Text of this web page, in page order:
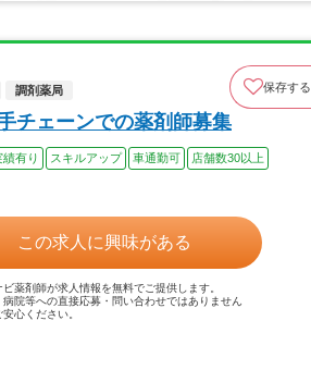
調剤薬局 保存する
チェーンでの薬剤師募集
有り スキルアップ 車通勤可
店舗数30以上
この求人に興味がある
ビ薬剤師が求人情報を無料でご提供します。
病院等への直接応募・問い合わせではありません
心ください。